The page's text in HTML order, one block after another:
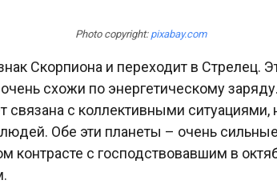
Photo copyright: pixabay.com
Скорпиона и переходит в Стрелец.
схожи по энергетическому
с коллективными ситуациями,
Обе эти планеты – очень
контрасте с господствовавшим в